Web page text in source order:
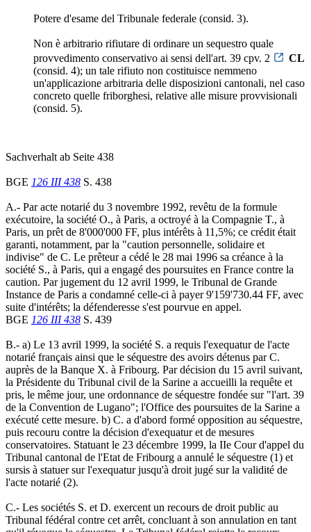
Potere d'esame del Tribunale federale (consid. 3).
Non è arbitrario rifiutare di ordinare un sequestro quale
provvedimento conservativo ai sensi dell'art. 39 cpv. 2
CL
(consid. 4); un tale rifiuto non costituisce nemmeno
un'applicazione arbitraria delle disposizioni cantonali, nel caso
concreto quelle friborghesi, relative alle misure provvisionali
(consid. 5).
Sachverhalt ab Seite 438
BGE 126 III 438 S. 438
A.- Par acte notarié du 3 novembre 1992, revêtu de la formule
exécutoire, la société O., à Paris, a octroyé à la Compagnie T., à
Paris, un prêt de 8'000'000 FF, plus intérêts à 11,5%; ce crédit était
garanti, notamment, par la "caution personnelle, solidaire et
indivise" de C. Le prêteur a cédé le 28 mai 1996 sa créance à la
société S., à Paris, qui a engagé des poursuites en France contre la
caution. Par jugement du 12 avril 1999, le Tribunal de Grande
Instance de Paris a condamné celle-ci à payer 9'159'730.44 FF, avec
suite d'intérêts; la défenderesse s'est pourvue en appel.
BGE 126 III 438 S. 439
B.- a) Le 13 avril 1999, la société S. a requis l'exequatur de l'acte
notarié français ainsi que le séquestre des avoirs détenus par C.
auprès de la Banque X. à Fribourg. Par décision du 15 avril suivant,
la Présidente du Tribunal civil de la Sarine a accueilli la requête et
pris, le même jour, une ordonnance de séquestre fondée sur "l'art. 39
de la Convention de Lugano"; l'Office des poursuites de la Sarine a
exécuté cette mesure. b) C. a d'abord formé opposition au séquestre,
puis recouru contre la décision d'exequatur et de mesures
conservatoires. Statuant le 23 décembre 1999, la IIe Cour d'appel du
Tribunal cantonal de l'Etat de Fribourg a annulé le séquestre (1) et
sursis à statuer sur l'exequatur jusqu'à droit jugé sur la validité de
l'acte notarié (2).
C.- Les sociétés S. et D. exercent un recours de droit public au
Tribunal fédéral contre cet arrêt, concluant à son annulation en tant